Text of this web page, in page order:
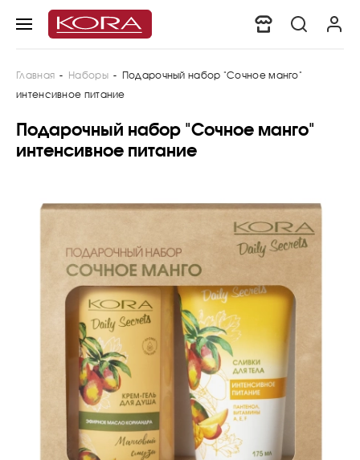
Главная - Наборы - Подарочный набор "Сочное манго"
интенсивное питание
Подарочный набор "Сочное манго"
интенсивное питание